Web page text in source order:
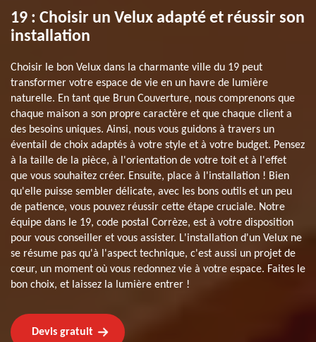
19 : Choisir un Velux adapté et réussir son
installation
Choisir le bon Velux dans la charmante ville du 19 peut
transformer votre espace de vie en un havre de lumière
naturelle. En tant que Brun Couverture, nous comprenons que
chaque maison a son propre caractère et que chaque client a
des besoins uniques. Ainsi, nous vous guidons à travers un
éventail de choix adaptés à votre style et à votre budget. Pensez
à la taille de la pièce, à l'orientation de votre toit et à l'effet
que vous souhaitez créer. Ensuite, place à l'installation ! Bien
qu'elle puisse sembler délicate, avec les bons outils et un peu
de patience, vous pouvez réussir cette étape cruciale. Notre
équipe dans le 19, code postal Corrèze, est à votre disposition
pour vous conseiller et vous assister. L'installation d'un Velux ne
se résume pas qu'à l'aspect technique, c'est aussi un projet de
cœur, un moment où vous redonnez vie à votre espace. Faites le
bon choix, et laissez la lumière entrer !
Devis gratuit